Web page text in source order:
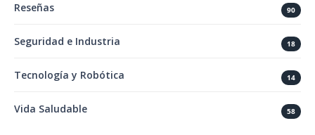
Reseñas 90
Seguridad e Industria 18
Tecnología y Robótica 14
Vida Saludable 58